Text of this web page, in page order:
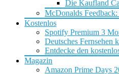
Die Kaufland
McDonalds
Kostenlos
Spotify Premium 3
Deutsches Fernsehen
Entdecke den
Magazin
Amazon Prime Days